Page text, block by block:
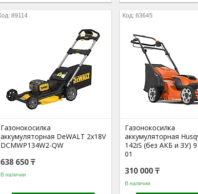
89114
Газонокосилка
аккумуляторная DeWALT 2х18V
DCMWP134W2-QW
638 650 ₸
В наличии
63645
Газонокосилка
аккумуляторная
142iS (без АКБ и ЗУ)
01
310 000 ₸
В наличии